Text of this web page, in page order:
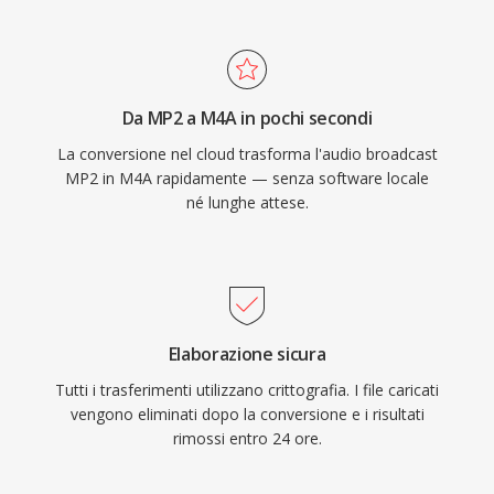
nativamente — mentre il supporto di terze
parti comprende VLC, foobar2000, Android e la
maggior parte dei sistemi di infotainment
automobilistici. Tre benefici tangibili
definiscono il formato: efficienza di codifica
superiore rispetto ai codec lossy precedenti,
dual-mode che serve sia flussi di lavoro lossy
Da MP2 a M4A in pochi secondi
La conversione nel cloud trasforma l'audio broadcast
MP2 in M4A rapidamente — senza software locale
né lunghe attese.
Elaborazione sicura
Tutti i trasferimenti utilizzano crittografia. I file caricati
vengono eliminati dopo la conversione e i risultati
rimossi entro 24 ore.